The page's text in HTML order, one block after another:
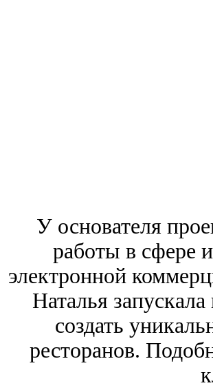
У основателя
работы в сфере
электронной
Наталья
создать
ресторанов.